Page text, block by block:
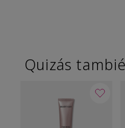
Quizás